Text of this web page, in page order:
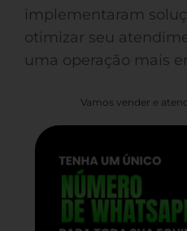
implementaram
otimizar seu
uma operação mais
Vamos vender e